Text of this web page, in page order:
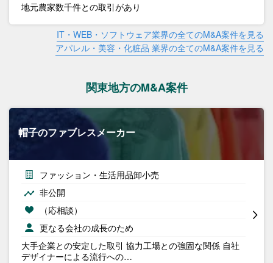
地元農家数千件との取引があり
IT・WEB・ソフトウェア業界の全てのM&A案件を見る
アパレル・美容・化粧品 業界の全てのM&A案件を見る
関東地方のM&A案件
帽子のファブレスメーカー
ファッション・生活用品卸小売
非公開
（応相談）
更なる会社の成長のため
大手企業との安定した取引 協力工場との強固な関係 自社
デザイナーによる流行への…